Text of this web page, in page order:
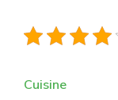
Cuisine